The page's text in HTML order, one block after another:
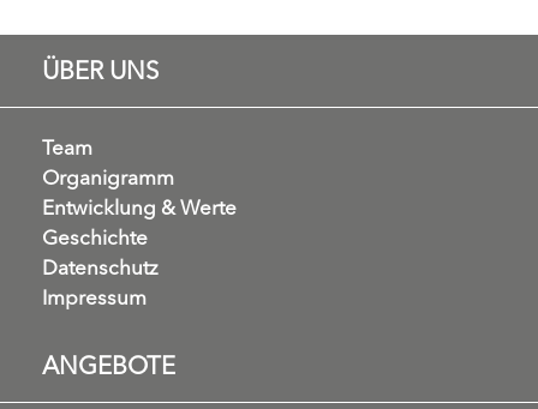
ÜBER UNS
Team
Organigramm
Entwicklung & Werte
Geschichte
Datenschutz
Impressum
ANGEBOTE